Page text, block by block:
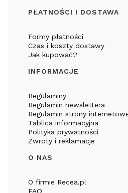
PŁATNOŚCI I DOSTAWA
Formy płatności
Czas i koszty dostawy
Jak kupować?
INFORMACJE
Regulaminy
Regulamin newslettera
Regulamin strony
Tablica informacyjna
Polityka prywatności
Zwroty i reklamacje
O NAS
O firmie Recea.pl
FAQ